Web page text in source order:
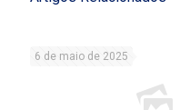
6 de maio de 2025